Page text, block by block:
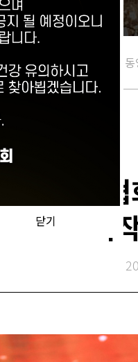
활동 갤러리 활동
국미인
닫기